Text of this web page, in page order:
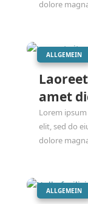
dolore
amet
| ALLGEMEIN
Lorem
elit, sed do
dolore
| ALLGEMEIN